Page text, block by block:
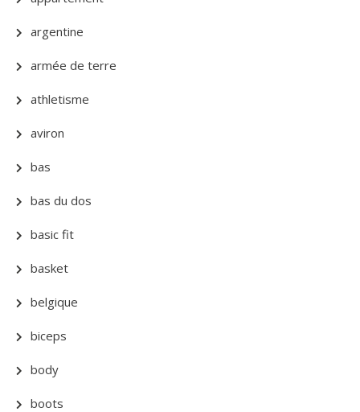
argentine
armée de terre
athletisme
aviron
bas
bas du dos
basic fit
basket
belgique
biceps
body
boots